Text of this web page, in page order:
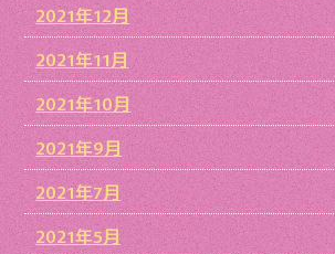
2021年12月
2021年11月
2021年10月
2021年9月
2021年7月
2021年5月